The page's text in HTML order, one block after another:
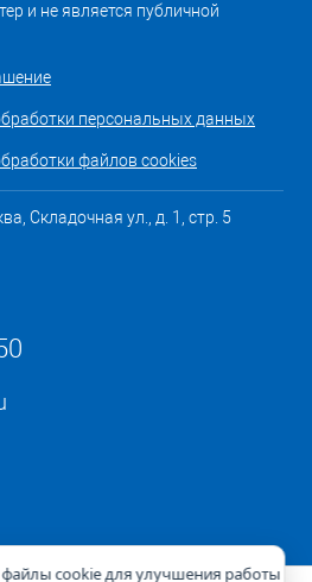
и не является публичной
персональных данных
файлов cookies
Складочная ул., д. 1, стр. 5
cookie для улучшения работы